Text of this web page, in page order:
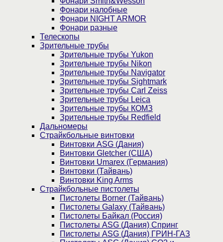
Фонари налобные
Фонари NIGHT ARMOR
Фонари разные
Телескопы
Зрительные трубы
Зрительные трубы Yukon
Зрительные трубы Nikon
Зрительные трубы Navigator
Зрительные трубы Sightmark
Зрительные трубы Carl Zeiss
Зрительные трубы Leica
Зрительные трубы КОМЗ
Зрительные трубы Redfield
Дальномеры
Страйкбольные винтовки
Винтовки ASG (Дания)
Винтовки Gletcher (США)
Винтовки Umarex (Германия)
Винтовки (Тайвань)
Винтовки King Arms
Страйкбольные пистолеты
Пистолеты Borner (Тайвань)
Пистолеты Galaxy (Тайвань)
Пистолеты Байкал (Россия)
Пистолеты ASG (Дания) Спринг
Пистолеты ASG (Дания) ГРИН-ГАЗ